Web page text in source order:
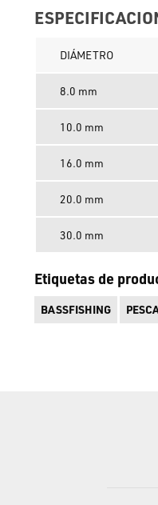
DIÁMETRO
8.0 mm
10.0 mm
16.0 mm
20.0 mm
30.0 mm
Etiquetas de
BASSFISHING